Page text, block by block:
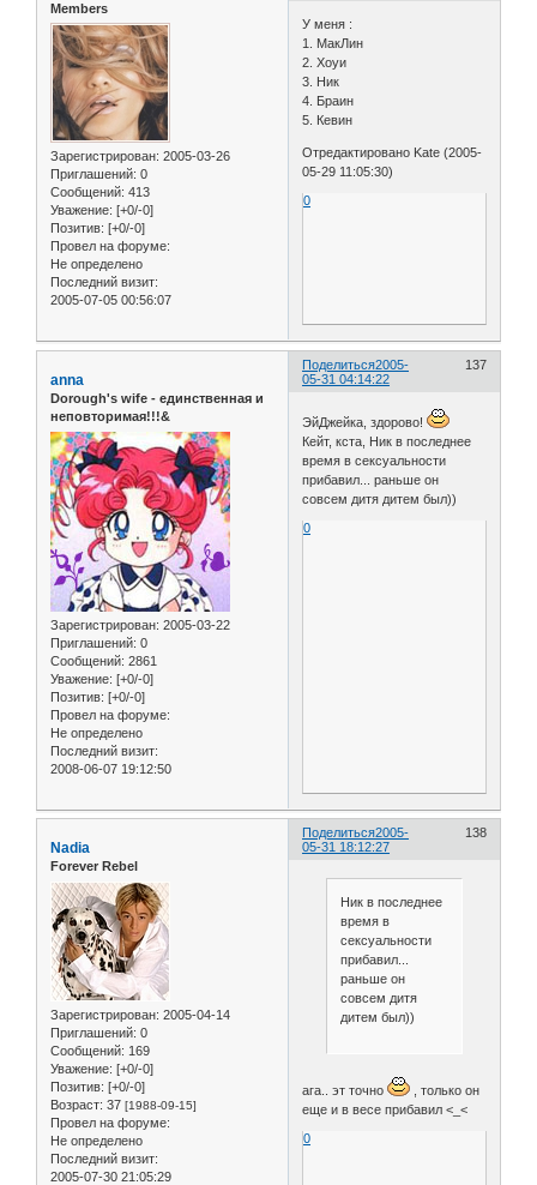
Members
Зарегистрирован: 2005-03-26
Приглашений: 0
Сообщений: 413
Уважение: [+0/-0]
Позитив: [+0/-0]
Провел на форуме:
Не определено
Последний визит:
2005-07-05 00:56:07
У меня :
1. МакЛин
2. Хоуи
3. Ник
4. Браин
5. Кевин
Отредактировано Kate (2005-
05-29 11:05:30)
0
Поделиться 137
2005-
05-31 04:14:22
anna
Dorough's wife - единственная и
неповторимая!!!&
Зарегистрирован: 2005-03-22
Приглашений: 0
Сообщений: 2861
Уважение: [+0/-0]
Позитив: [+0/-0]
Провел на форуме:
Не определено
Последний визит:
2008-06-07 19:12:50
ЭйДжейка, здорово!
Кейт, кста, Ник в последнее
время в сексуальности
прибавил... раньше он
совсем дитя дитем был))
0
Поделиться 138
2005-
05-31 18:12:27
Nadia
Forever Rebel
Зарегистрирован: 2005-04-14
Приглашений: 0
Сообщений: 169
Уважение: [+0/-0]
Позитив: [+0/-0]
Возраст: 37 [1988-09-15]
Провел на форуме:
Не определено
Последний визит:
2005-07-30 21:05:29
Ник в последнее
время в
сексуальности
прибавил...
раньше он
совсем дитя
дитем был))
ага.. эт точно
, только он
еще и в весе прибавил <_<
0